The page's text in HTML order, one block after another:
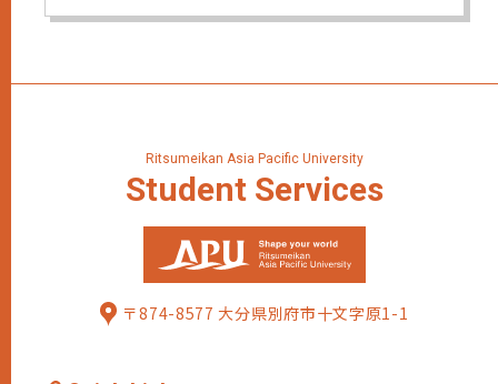
Ritsumeikan Asia Pacific University
Student Services
〒874-8577 大分県別府市十文字原1-1